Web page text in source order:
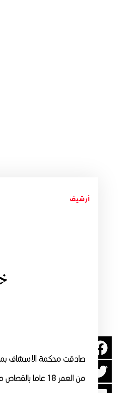
أرشيف
صادقت محكمة الاستئناف
من العمر 18 عاما بالقصاص منها بحد “الغيلة”،